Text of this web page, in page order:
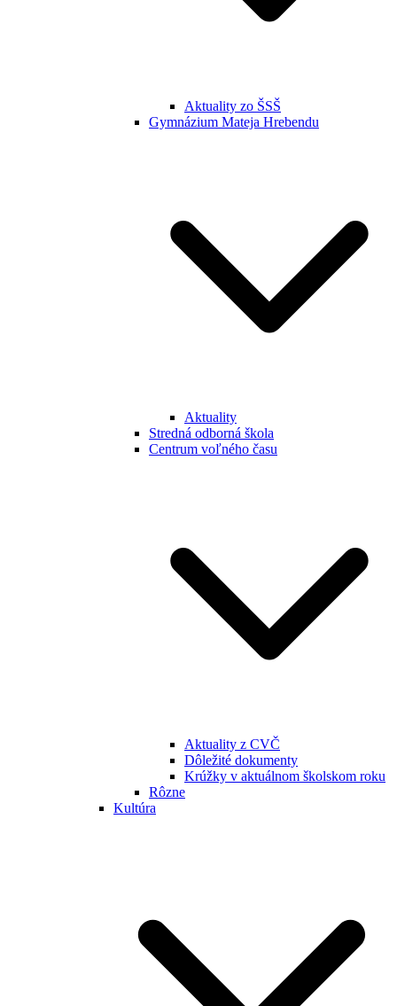
Aktuality zo ŠSŠ
Gymnázium Mateja Hrebendu
Aktuality
Stredná odborná škola
Centrum voľného času
Aktuality z CVČ
Dôležité dokumenty
Krúžky v aktuálnom školskom roku
Rôzne
Kultúra